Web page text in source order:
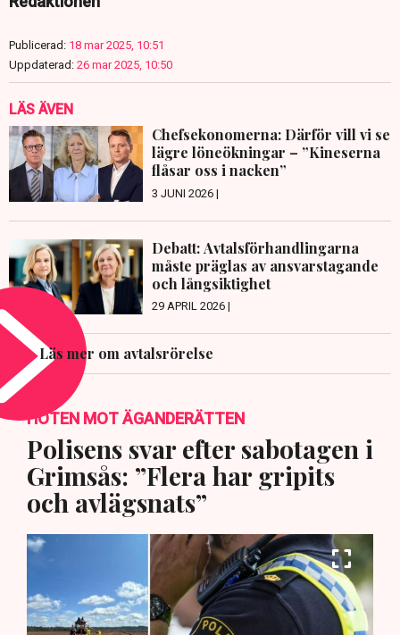
Publicerad: 18 mar 2025, 10:51
Uppdaterad: 26 mar 2025, 10:50
LÄS ÄVEN
Chefsekonomerna: Därför vill vi se
lägre löneökningar – ”Kineserna
flåsar oss i nacken”
3 JUNI 2026 |
Debatt: Avtalsförhandlingarna
måste präglas av ansvarstagande
och långsiktighet
29 APRIL 2026 |
Läs mer om avtalsrörelse
HOTEN MOT ÄGANDERÄTTEN
Polisens svar efter sabotagen i
Grimsås: ”Flera har gripits
och avlägsnats”